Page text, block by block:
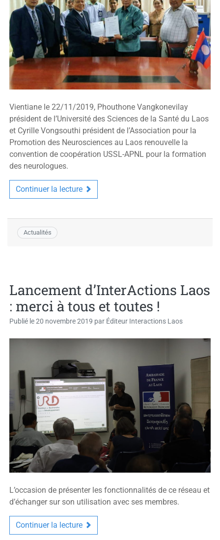
Vientiane le 22/11/2019, Phouthone Vangkonevilay
président de l’Université des Sciences de la Santé du Laos
et Cyrille Vongsouthi président de l’Association pour la
Promotion des Neurosciences au Laos renouvelle la
convention de coopération USSL-APNL pour la formation
des neurologues.
Continuer la lecture
Actualités
Lancement d’InterActions Laos
: merci à tous et toutes !
Publié le20 novembre 2019 par Éditeur Interactions Laos
L’occasion de présenter les fonctionnalités de ce réseau et
d’échanger sur son utilisation avec ses membres.
Continuer la lecture